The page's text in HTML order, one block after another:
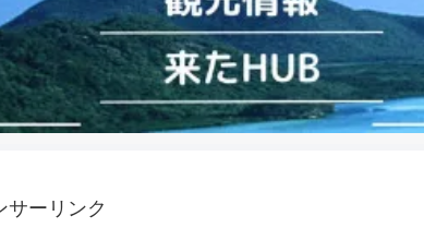
サーリンク